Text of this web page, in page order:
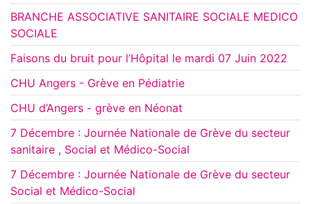
BRANCHE ASSOCIATIVE SANITAIRE SOCIALE MEDICO
SOCIALE
Faisons du bruit pour l’Hôpital le mardi 07 Juin 2022
CHU Angers - Grève en Pédiatrie
CHU d’Angers - grève en Néonat
7 Décembre : Journée Nationale de Grève du secteur
sanitaire , Social et Médico-Social
7 Décembre : Journée Nationale de Grève du secteur
Social et Médico-Social